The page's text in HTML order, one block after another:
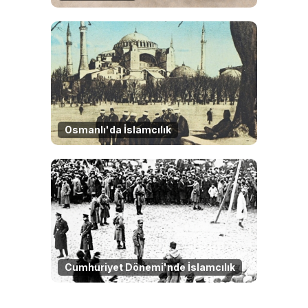
Osmanlı'da İslamcılık
Cumhuriyet Dönemi'nde İslamcılık